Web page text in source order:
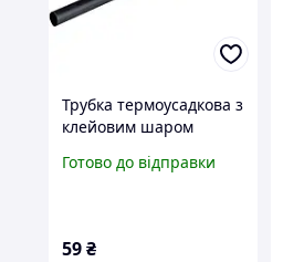
Трубка термоусадкова з
клейовим шаром
Готово до відправки
59₴